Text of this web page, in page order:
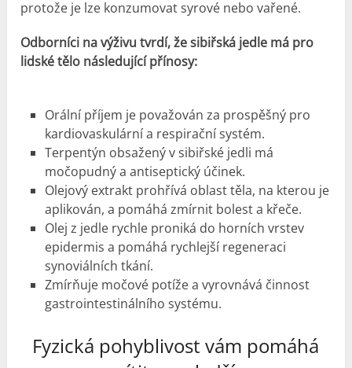
protože je lze konzumovat syrové nebo vařené.
Odborníci na výživu tvrdí, že sibiřská jedle má pro
lidské tělo následující přínosy:
Orální příjem je považován za prospěšný pro
kardiovaskulární a respirační systém.
Terpentýn obsažený v sibiřské jedli má
močopudný a antiseptický účinek.
Olejový extrakt prohřívá oblast těla, na kterou je
aplikován, a pomáhá zmírnit bolest a křeče.
Olej z jedle rychle proniká do horních vrstev
epidermis a pomáhá rychlejší regeneraci
synoviálních tkání.
Zmírňuje močové potíže a vyrovnává činnost
gastrointestinálního systému.
Fyzická pohyblivost vám pomáhá